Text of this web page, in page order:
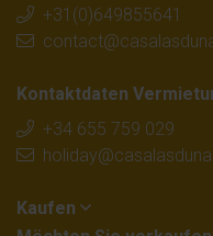
+31(0)649855641
Kontaktdaten
+34 655 759 029
Kaufen